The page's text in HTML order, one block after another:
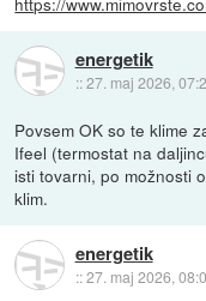
energetik
::27. maj 2026,
Povsem OK so te klime
Ifeel (termostat na
isti tovarni, po možnosti
klim.
energetik
::27. maj 2026,